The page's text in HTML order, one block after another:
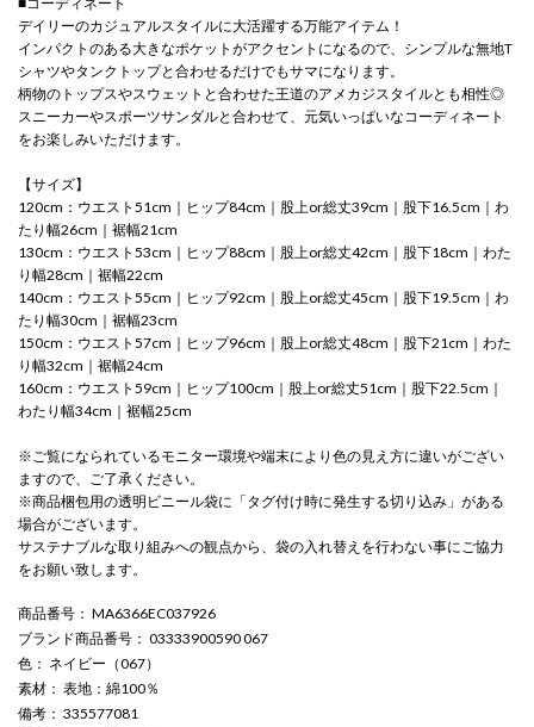
デイリーのカジュアルスタイルに大活躍する万能アイテム！
インパクトのある大きなポケットがアクセントになるので、シンプルな無地T
シャツやタンクトップと合わせるだけでもサマになります。
柄物のトップスやスウェットと合わせた王道のアメカジスタイルとも相性◎
スニーカーやスポーツサンダルと合わせて、元気いっぱいなコーディネート
をお楽しみいただけます。
【サイズ】
120cm：ウエスト51cm｜ヒップ84cm｜股上or総丈39cm｜股下16.5cm｜わ
たり幅26cm｜裾幅21cm
130cm：ウエスト53cm｜ヒップ88cm｜股上or総丈42cm｜股下18cm｜わた
り幅28cm｜裾幅22cm
140cm：ウエスト55cm｜ヒップ92cm｜股上or総丈45cm｜股下19.5cm｜わ
たり幅30cm｜裾幅23cm
150cm：ウエスト57cm｜ヒップ96cm｜股上or総丈48cm｜股下21cm｜わた
り幅32cm｜裾幅24cm
160cm：ウエスト59cm｜ヒップ100cm｜股上or総丈51cm｜股下22.5cm｜
わたり幅34cm｜裾幅25cm
※ご覧になられているモニター環境や端末により色の見え方に違いがござい
ますので、ご了承ください。
※商品梱包用の透明ビニール袋に「タグ付け時に発生する切り込み」がある
場合がございます。
サステナブルな取り組みへの観点から、袋の入れ替えを行わない事にご協力
をお願い致します。
商品番号 ： MA6366EC037926
ブランド商品番号 ： 03333900590 067
色 ： ネイビー（067）
素材 ： 表地：綿100％
備考 ： 335577081